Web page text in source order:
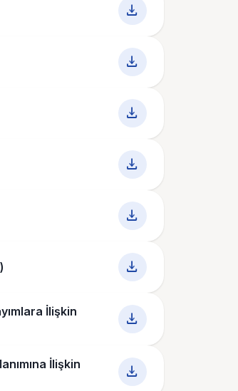
download
download
download
download
download
download
İlişkin
download
İlişkin
download